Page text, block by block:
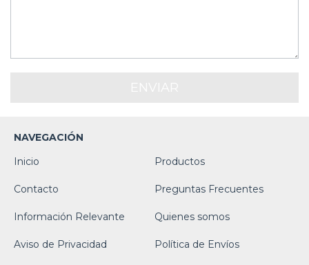
NAVEGACIÓN
Inicio
Productos
Contacto Preguntas Frecuentes
Información Relevante Quienes somos
Aviso de Privacidad Política de Envíos